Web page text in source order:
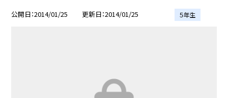
公開日 2014/01/25 更新日 2014/01/25 ５年生